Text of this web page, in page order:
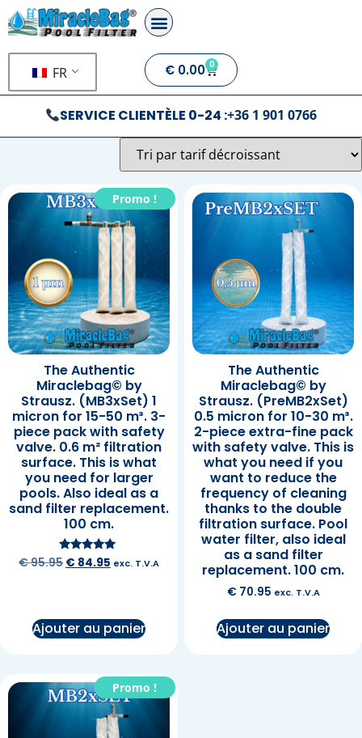
FR € 0.00 0
SERVICE CLIENTÈLE 0-24 :+36 1 901 0766
Promo !
The Authentic
Miraclebag© by
Strausz. (MB3xSet) 1
micron for 15-50 m³. 3-
piece pack with safety
valve. 0.6 m² filtration
surface. This is what
you need for larger
pools. Also ideal as a
sand filter replacement.
100 cm.
Note
5.00
€95.95 € 84.95 exc. T.V.A
Ajouter au panier
The Authentic
Miraclebag© by
Strausz. (PreMB2xSet)
0.5 micron for 10-30 m³.
2-piece extra-fine pack
with safety valve. This is
what you need if you
want to reduce the
frequency of cleaning
thanks to the double
filtration surface. Pool
water filter, also ideal
as a sand filter
replacement. 100 cm.
€70.95 exc. T.V.A
Ajouter au panier
Promo !